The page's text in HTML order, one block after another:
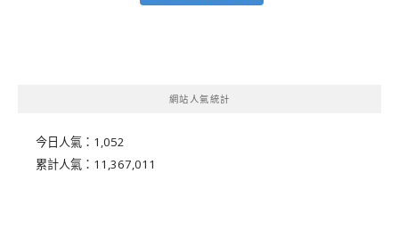
網站人氣統計
今日人氣： 1,052
累計人氣： 11,367,011